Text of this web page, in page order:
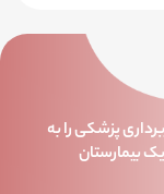
پزشکی را به
بیمارستان